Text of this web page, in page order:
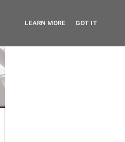
LEARN MORE GOT IT